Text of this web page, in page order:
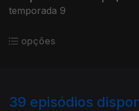
temporada 9
opções
39 episódios